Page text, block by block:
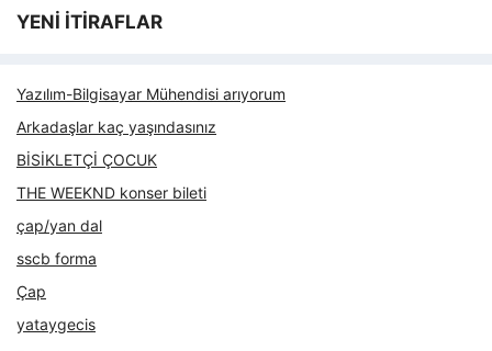
YENİ İTİRAFLAR
Yazılım-Bilgisayar Mühendisi arıyorum
Arkadaşlar kaç yaşındasınız
BİSİKLETÇİ ÇOCUK
THE WEEKND konser bileti
çap/yan dal
sscb forma
Çap
yataygecis